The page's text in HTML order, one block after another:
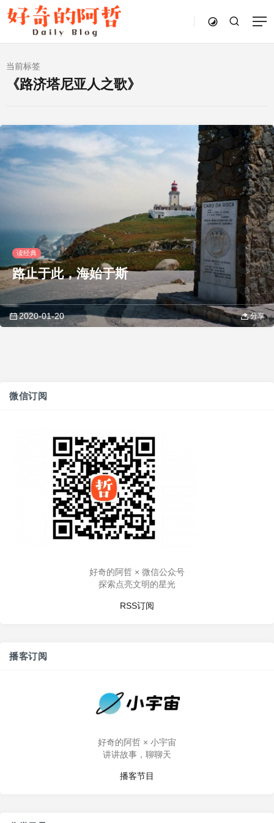
当前标签
《路济塔尼亚人之歌》
读经典
路止于此，海始于斯
2020-01-20 分享
微信订阅
好奇的阿哲 × 微信公众号
探索点亮文明的星光
RSS订阅
播客订阅
好奇的阿哲 × 小宇宙
讲讲故事，聊聊天
播客节目